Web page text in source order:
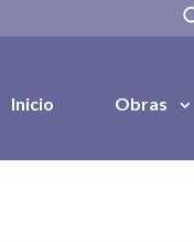
Inicio Obras